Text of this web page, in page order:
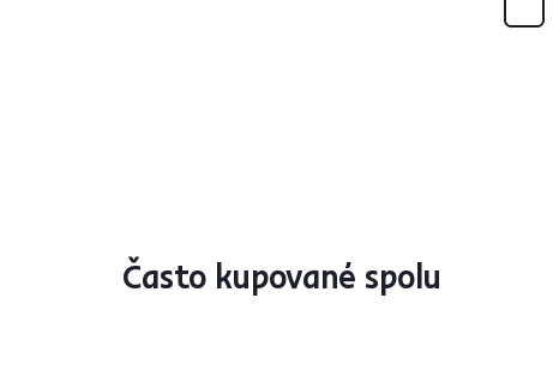
Často kupované spolu